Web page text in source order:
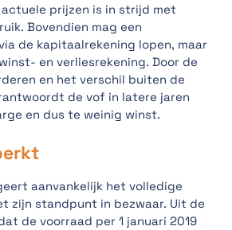
prijzen is in strijd met
Bovendien mag een
de kapitaalrekening lopen, maar
en verliesrekening. Door de
en het verschil buiten de
de vof in latere jaren
en dus te weinig winst.
aanvankelijk het volledige
zijn standpunt in bezwaar. Uit de
de voorraad per 1 januari 2019